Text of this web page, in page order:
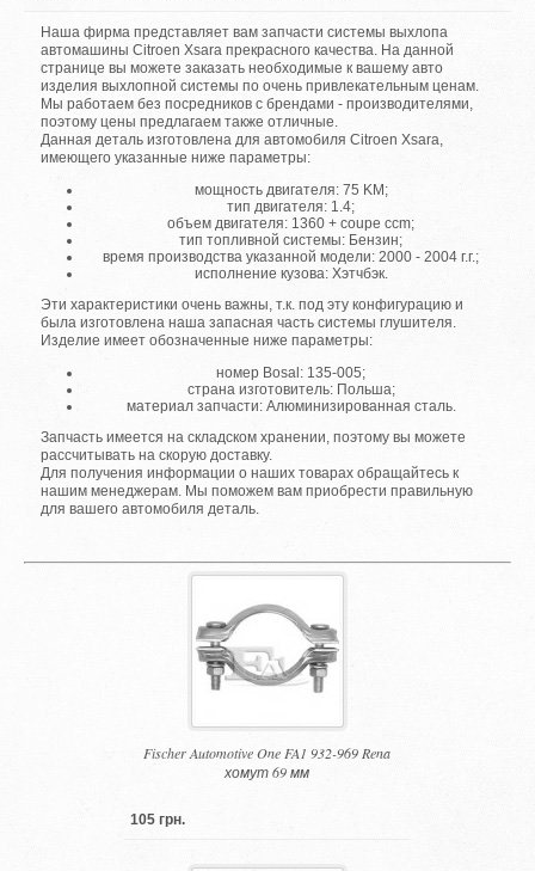
Наша фирма представляет вам запчасти системы выхлопа
автомашины Citroen Xsara прекрасного качества. На данной
странице вы можете заказать необходимые к вашему авто
изделия выхлопной системы по очень привлекательным ценам.
Мы работаем без посредников с брендами - производителями,
поэтому цены предлагаем также отличные.
Данная деталь изготовлена для автомобиля Citroen Xsara,
имеющего указанные ниже параметры:
мощность двигателя: 75 KM;
тип двигателя: 1.4;
объем двигателя: 1360 + coupe ccm;
тип топливной системы: Бензин;
время производства указанной модели: 2000 - 2004 г.г.;
исполнение кузова: Хэтчбэк.
Эти характеристики очень важны, т.к. под эту конфигурацию и
была изготовлена наша запасная часть системы глушителя.
Изделие имеет обозначенные ниже параметры:
номер Bosal: 135-005;
страна изготовитель: Польша;
материал запчасти: Алюминизированная сталь.
Запчасть имеется на складском хранении, поэтому вы можете
рассчитывать на скорую доставку.
Для получения информации о наших товарах обращайтесь к
нашим менеджерам. Мы поможем вам приобрести правильную
для вашего автомобиля деталь.
Fischer Automotive One FA1 932-969 Rena
хомут 69 мм
105 грн.